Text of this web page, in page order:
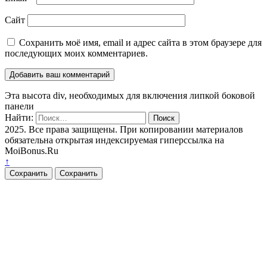
Сайт
Сохранить моё имя, email и адрес сайта в этом браузере для
последующих моих комментариев.
Эта высота div, необходимых для включения липкой боковой
панели
Найти:
2025. Все права защищены. При копировании материалов
обязательна открытая индексируемая гиперссылка на
MoiBonus.Ru
↑